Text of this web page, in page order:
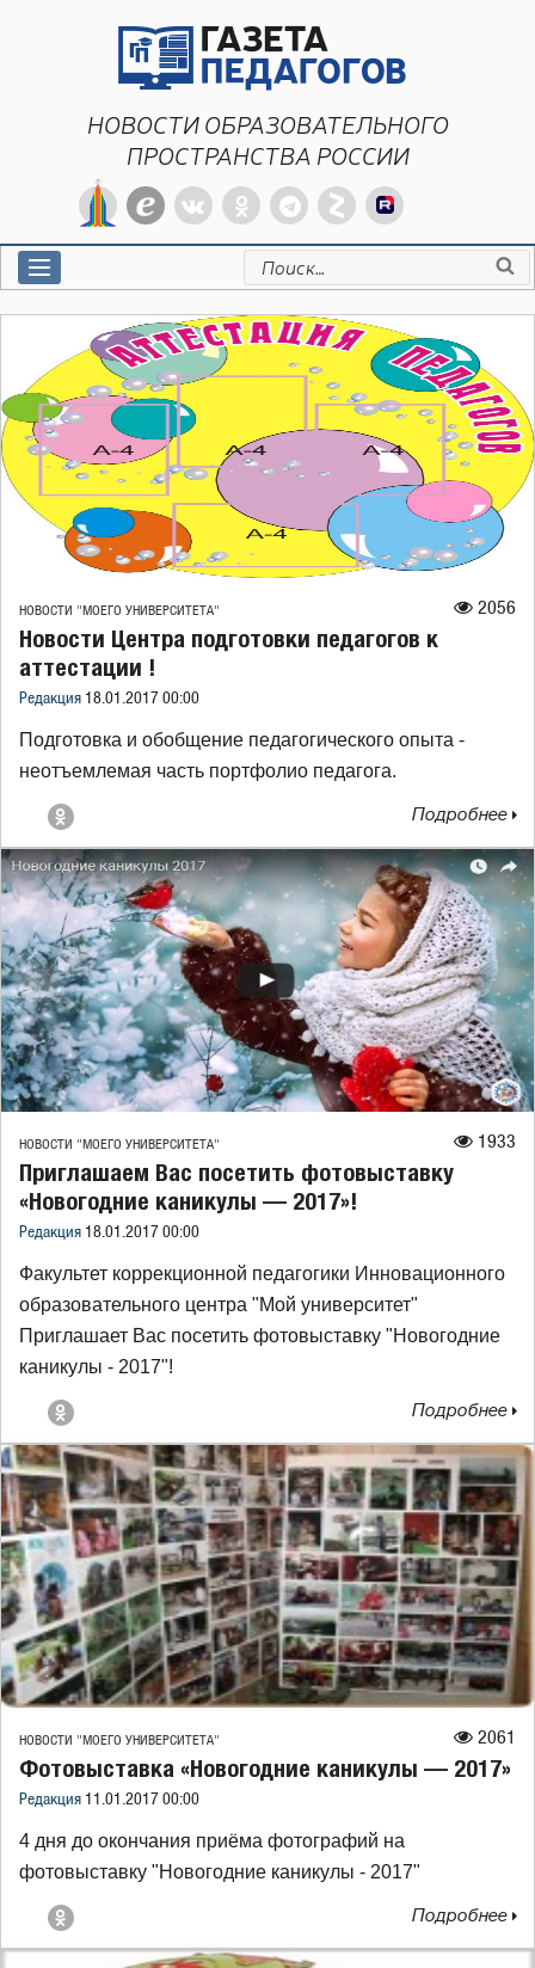
НОВОСТИ ОБРАЗОВАТЕЛЬНОГО
ПРОСТРАНСТВА РОССИИ
Искать:
НОВОСТИ "МОЕГО УНИВЕРСИТЕТА" 2056
Новости Центра подготовки педагогов к
аттестации !
Редакция 18.01.2017 00:00
Подготовка и обобщение педагогического опыта -
неотъемлемая часть портфолио педагога.
Подробнее
НОВОСТИ "МОЕГО УНИВЕРСИТЕТА" 1933
Приглашаем Вас посетить фотовыставку
«Новогодние каникулы — 2017»!
Редакция 18.01.2017 00:00
Факультет коррекционной педагогики Инновационного
образовательного центра "Мой университет"
Приглашает Вас посетить фотовыставку "Новогодние
каникулы - 2017"!
Подробнее
НОВОСТИ "МОЕГО УНИВЕРСИТЕТА" 2061
Фотовыставка «Новогодние каникулы — 2017»
Редакция 11.01.2017 00:00
4 дня до окончания приёма фотографий на
фотовыставку "Новогодние каникулы - 2017"
Подробнее